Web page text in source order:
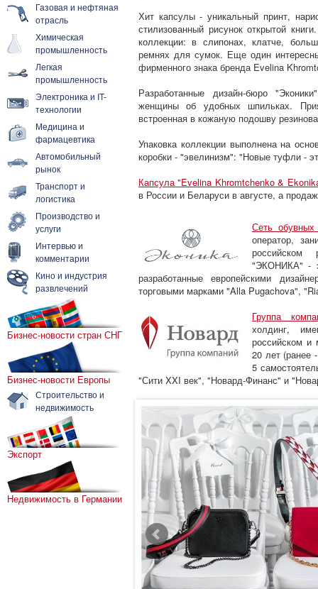
Газовая и нефтяная
отрасль
Химическая
промышленность
Легкая
промышленность
Электроника и IT-
технологии
Медицина и
фармацевтика
Автомобильный
рынок
Транспорт и
логистика
Производство и
услуги
Интервью и
комментарии
Кино и индустрия
развлечений
Бизнес-новости стран СНГ
Бизнес-новости Европы
Строительство и
недвижимость
Экспорт
Недвижимость в Германии
Хит капсулы - уникальный принт,
стилизованный рисунок открытой
коллекции: в слипонах, клатче,
ремнях для сумок. Еще один
фирменного знака бренда Evelina
Разработанные дизайн-бюро
женщины об удобных шпильках.
встроенная в кожаную подошву
Упаковка коллекции выполнена на
коробки - "эвелинизм": "Новые туфли -
Капсула "Evelina Khromtchenko &
в России и Беларуси в августе, а
Сеть
оператор,
российском
"ЭКОНИКА" -
разработанные европейскими
торговыми марками "Alla Pugachova",
Группа
холдинг,
российском и
20 лет (ранее
5
"Сити XXI век", "Новард-Финанс" и